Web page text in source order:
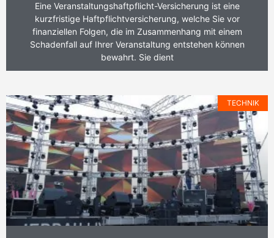
Eine Veranstaltungshaftpflicht-Versicherung ist eine
kurzfristige Haftpflichtversicherung, welche Sie vor
finanziellen Folgen, die im Zusammenhang mit einem
Schadenfall auf Ihrer Veranstaltung entstehen können
bewahrt. Sie dient
TECHNIK